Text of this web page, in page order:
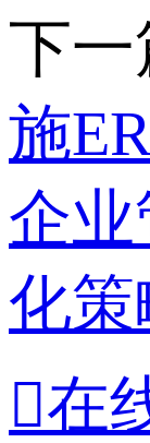
下一
施
企
化策
在